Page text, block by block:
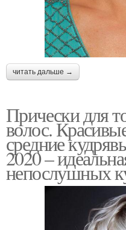
читать дальше →
Прически для
волос.
средние
2020 –
непослушных